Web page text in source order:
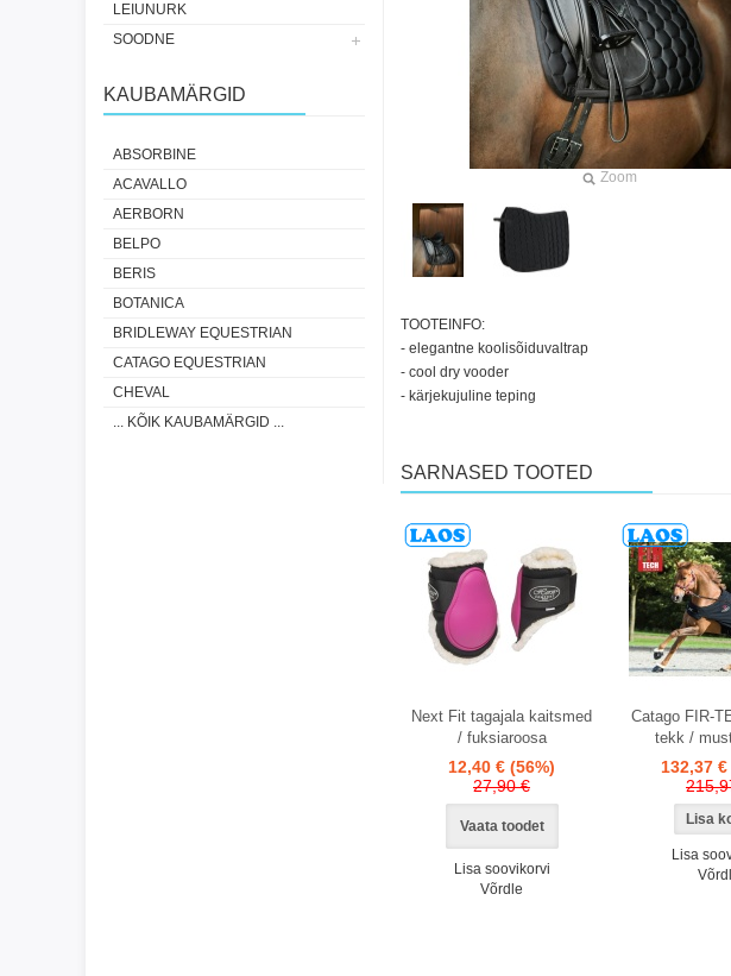
LEIUNURK
SOODNE
KAUBAMÄRGID
ABSORBINE
ACAVALLO
AERBORN
BELPO
BERIS
BOTANICA
BRIDLEWAY EQUESTRIAN
CATAGO EQUESTRIAN
CHEVAL
... KÕIK KAUBAMÄRGID ...
Zoom
TOOTEINFO:
- elegantne koolisõiduvaltrap
- cool dry vooder
- kärjekujuline teping
SARNASED TOOTED
Next Fit tagajala kaitsmed
/ fuksiaroosa
12,40 € (56%)
27,90 €
Vaata toodet
Lisa soovikorvi
Võrdle
Catago FIR-
tekk /
132,37 €
Lisa